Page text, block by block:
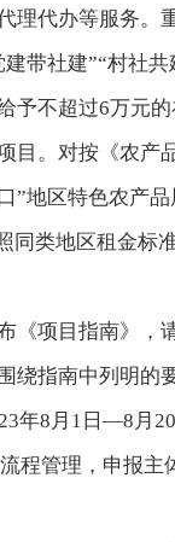
理代办等服务。
带社建”“村社
予不超过6万元
目。对按《农
”地区特色农产
同类地区租金标
《项目指南》，
绕指南中列明的
年8月1日—8月
程管理，申报